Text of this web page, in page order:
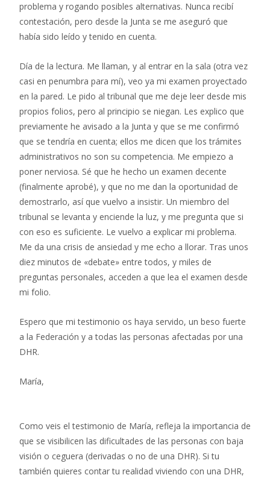
problema y rogando posibles alternativas. Nunca recibí
contestación, pero desde la Junta se me aseguró que
había sido leído y tenido en cuenta.
Día de la lectura. Me llaman, y al entrar en la sala (otra vez
casi en penumbra para mí), veo ya mi examen proyectado
en la pared. Le pido al tribunal que me deje leer desde mis
propios folios, pero al principio se niegan. Les explico que
previamente he avisado a la Junta y que se me confirmó
que se tendría en cuenta; ellos me dicen que los trámites
administrativos no son su competencia. Me empiezo a
poner nerviosa. Sé que he hecho un examen decente
(finalmente aprobé), y que no me dan la oportunidad de
demostrarlo, así que vuelvo a insistir. Un miembro del
tribunal se levanta y enciende la luz, y me pregunta que si
con eso es suficiente. Le vuelvo a explicar mi problema.
Me da una crisis de ansiedad y me echo a llorar. Tras unos
diez minutos de «debate» entre todos, y miles de
preguntas personales, acceden a que lea el examen desde
mi folio.
Espero que mi testimonio os haya servido, un beso fuerte
a la Federación y a todas las personas afectadas por una
DHR.
María,
Como veis el testimonio de María, refleja la importancia de
que se visibilicen las dificultades de las personas con baja
visión o ceguera (derivadas o no de una DHR). Si tu
también quieres contar tu realidad viviendo con una DHR,